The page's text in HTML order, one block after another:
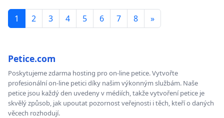
1 2 3 4 5 6 7 8 »
Petice.com
Poskytujeme zdarma hosting pro on-line petice. Vytvořte
profesionální on-line petici díky našim výkonným službám. Naše
petice jsou každý den uvedeny v médiích, takže vytvoření petice je
skvělý způsob, jak upoutat pozornost veřejnosti i těch, kteří o daných
věcech rozhodují.